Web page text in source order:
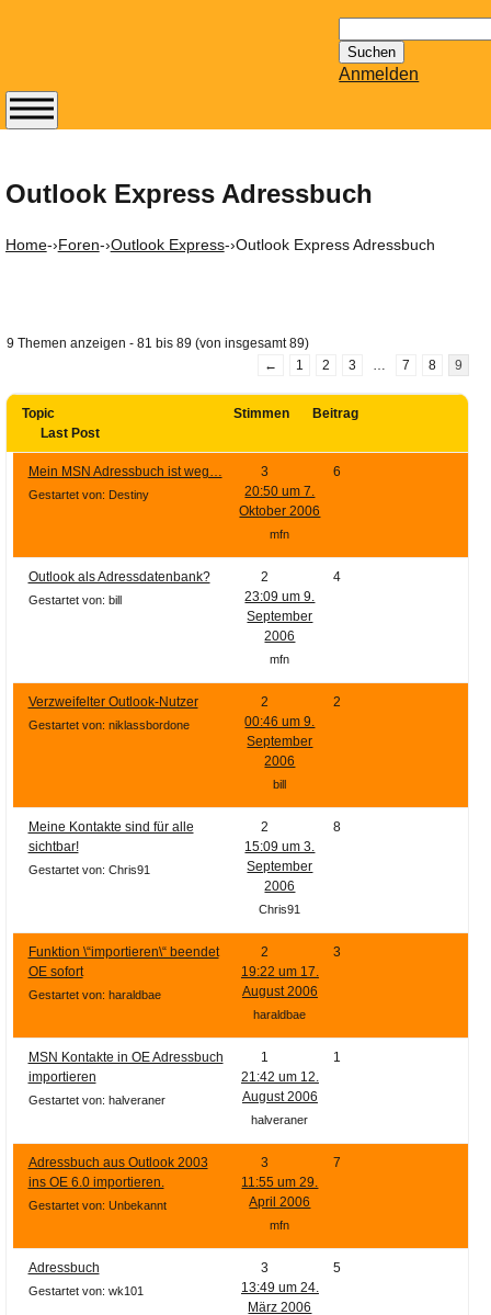
nach:
Anmelden
Outlook Express Adressbuch
Home-›Foren-›Outlook Express-›Outlook Express Adressbuch
9 Themen anzeigen - 81 bis 89 (von insgesamt 89)
←
1 2 3 7 8 9
Topic Stimmen
Beitrag
Last Post
Mein MSN Adressbuch ist weg…
Gestartet von: Destiny
3
6
20:50 um 7.
Oktober 2006
mfn
Outlook als Adressdatenbank?
Gestartet von: bill
2
4
23:09 um 9.
September
2006
mfn
Verzweifelter Outlook-Nutzer
Gestartet von: niklassbordone
2
2
00:46 um 9.
September
2006
bill
Meine Kontakte sind für alle
sichtbar!
Gestartet von: Chris91
2
8
15:09 um 3.
September
2006
Chris91
Funktion \“importieren\“ beendet
OE sofort
Gestartet von: haraldbae
2
3
19:22 um 17.
August 2006
haraldbae
MSN Kontakte in OE Adressbuch
importieren
Gestartet von: halveraner
1
1
21:42 um 12.
August 2006
halveraner
Adressbuch aus Outlook 2003
ins OE 6.0 importieren.
Gestartet von: Unbekannt
3
7
11:55 um 29.
April 2006
mfn
Adressbuch
Gestartet von: wk101
3
5
13:49 um 24.
März 2006
Abonnieren Sie den
erscheinenden
Newsletter von
Mailhilfe.de
Email für Sie
GMail, Thunderbird
oder auch
KuNoMail, usw.
Ihre E-Mail
E-Mail